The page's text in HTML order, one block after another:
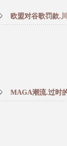
欧盟对谷歌罚款.
MAGA潮流.过时